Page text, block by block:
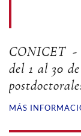
CONICET
del 1 al 30
MÁS